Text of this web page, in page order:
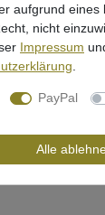
aufgrund
nicht
Impressum
PayPal
Alle